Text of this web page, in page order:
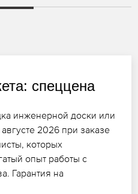
спеццена
инженерной доски или
2026 при заказе
которых
опыт работы с
Гарантия на